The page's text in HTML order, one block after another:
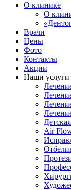
О клинике
О
Врачи
Цены
Фото
Контакты
Акции
Наши услуги
Air